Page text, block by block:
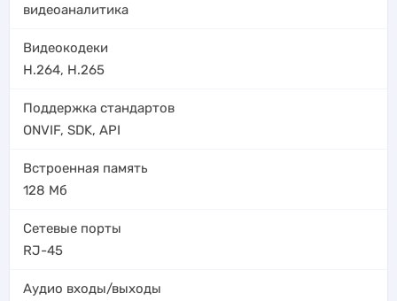
видеоаналитика
Видеокодеки
H.264, H.265
Поддержка стандартов
ONVIF, SDK, API
Встроенная память
128 Мб
Сетевые порты
RJ-45
Аудио входы/выходы